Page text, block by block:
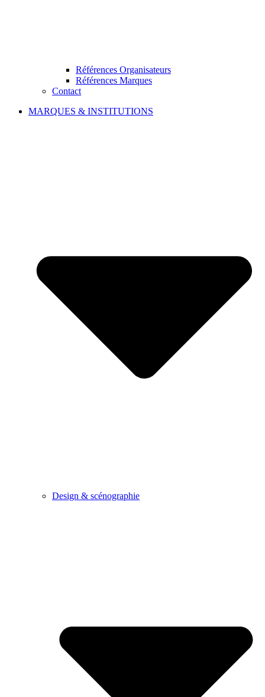
Références Organisateurs
Références Marques
Contact
MARQUES & INSTITUTIONS
Design & scénographie